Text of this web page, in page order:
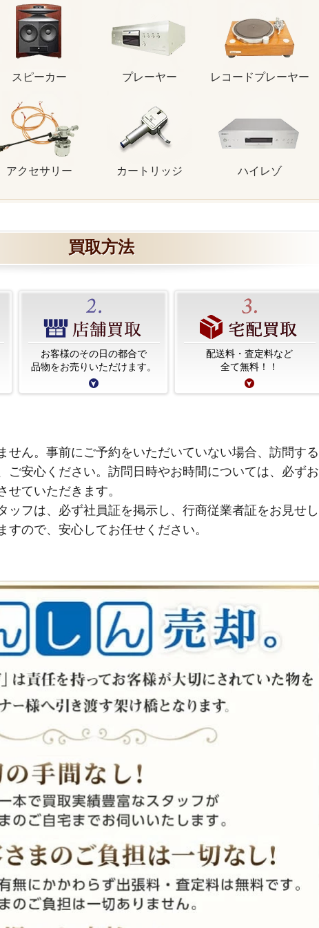
スピーカー プレーヤー レコードプレーヤー
アクセサリー カートリッジ ハイレゾ
買取方法
お客様のその日の都合で
品物をお売りいただけます。
配送料・査定料など
全て無料！！
せん。事前にご予約をいただいていない場合、訪問する
ご安心ください。訪問日時やお時間については、必ずお
せていただきます。
ッフは、必ず社員証を掲示し、行商従業者証をお見せし
すので、安心してお任せください。